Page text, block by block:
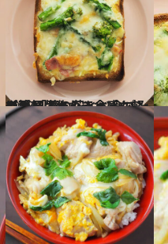
2023.3.19
【簡易版キッシュレシピ】 「菜の花とベーコンのパンキッシュ」 食パンで手軽に作れて食感も軽やか
グルメ